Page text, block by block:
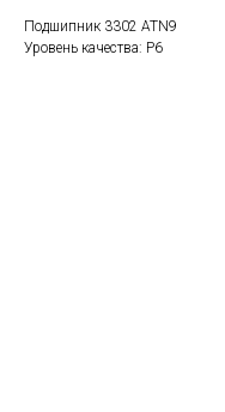
Подшипник 3302 ATN9
Уровень качества: P6